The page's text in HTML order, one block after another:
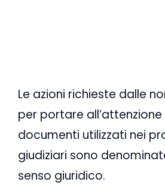
Le azioni richieste dalle
per portare
documenti utilizzati nei
giudiziari sono
senso giuridico.